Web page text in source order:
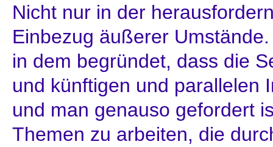
Nicht nur in der
Einbezug äußerer
in dem begründet, dass die
und künftigen und parallelen
und man genauso gefordert
Themen zu arbeiten, die